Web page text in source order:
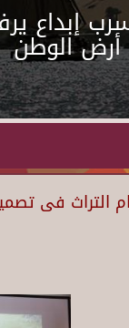
إبداع
أرض الوطن
التراث فى